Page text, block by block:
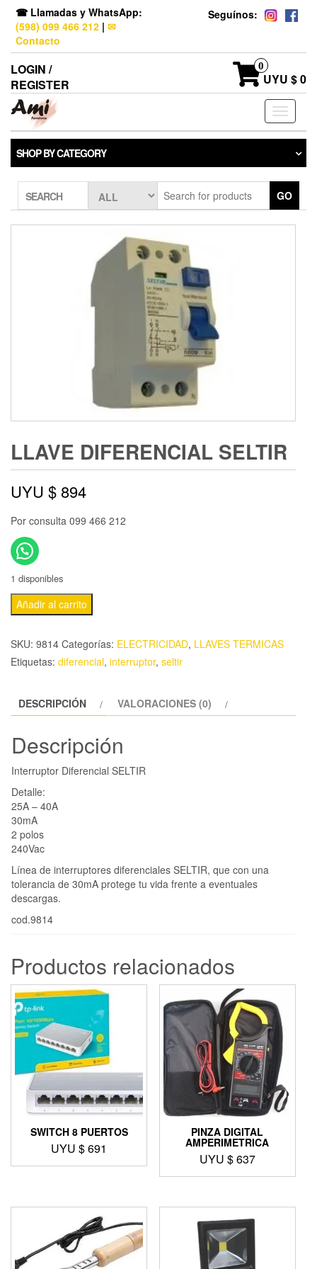
☎ Llamadas y WhatsApp:
(598) 099 466 212 | ✉
Contacto
Seguínos:
LOGIN /
REGISTER
0
UYU $ 0
Toggle
SHOP BY CATEGORY
SEARCH GO
LLAVE DIFERENCIAL SELTIR
UYU $894
Por consulta 099 466 212
1 disponibles
Añadir al carrito
SKU: 9814 Categorías: ELECTRICIDAD, LLAVES TERMICAS
Etiquetas: diferencial, interruptor, seltir
DESCRIPCIÓN VALORACIONES (0)
Descripción
Interruptor Diferencial SELTIR
Detalle:
25A – 40A
30mA
2 polos
240Vac
Línea de interruptores diferenciales SELTIR, que con una
tolerancia de 30mA protege tu vida frente a eventuales
descargas.
cod.9814
Productos relacionados
SWITCH 8 PUERTOS
UYU $691
PINZA DIGITAL
AMPERIMETRICA
UYU $637